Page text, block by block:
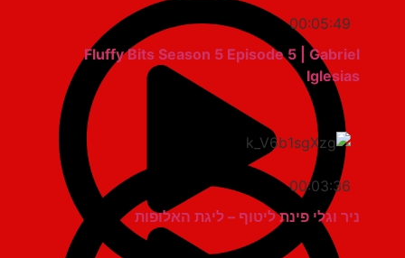
00:05:49
Fluffy Bits Season 5 Episode 5 | Gabriel
Iglesias
00:03:36
ניר וגלי פינת ליטוף – ליגת האלופות